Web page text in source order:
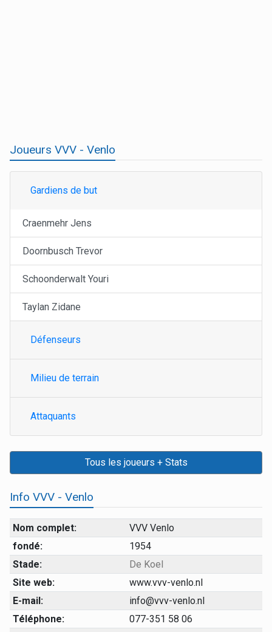
Joueurs VVV - Venlo
Gardiens de but
Craenmehr Jens
Doornbusch Trevor
Schoonderwalt Youri
Taylan Zidane
Défenseurs
Milieu de terrain
Attaquants
Tous les joueurs + Stats
Info VVV - Venlo
Nom complet:
VVV Venlo
fondé:
1954
Stade:
De Koel
Site web:
www.vvv-venlo.nl
E-mail:
info@vvv-venlo.nl
Téléphone:
077-351 58 06